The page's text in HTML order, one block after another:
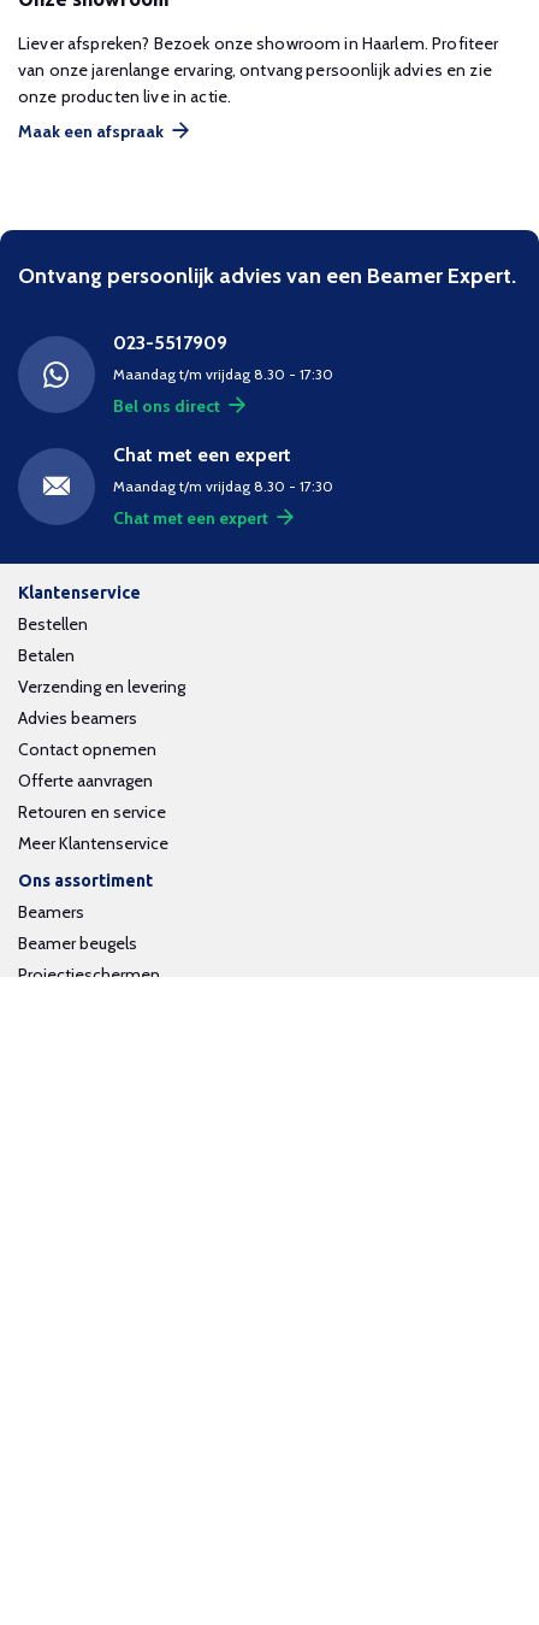
Liever afspreken? Bezoek onze showroom in Haarlem. Profiteer
van onze jarenlange ervaring, ontvang persoonlijk advies en zie
onze producten live in actie.
Maak een afspraak
Ontvang persoonlijk advies van een Beamer Expert.
023-5517909
Maandag t/m vrijdag 8.30 - 17:30
Bel ons direct
Chat met een expert
Maandag t/m vrijdag 8.30 - 17:30
Chat met een expert
Klantenservice
Bestellen
Betalen
Verzending en levering
Advies beamers
Contact opnemen
Offerte aanvragen
Retouren en service
Meer Klantenservice
Ons assortiment
Beamers
Beamer beugels
Projectieschermen